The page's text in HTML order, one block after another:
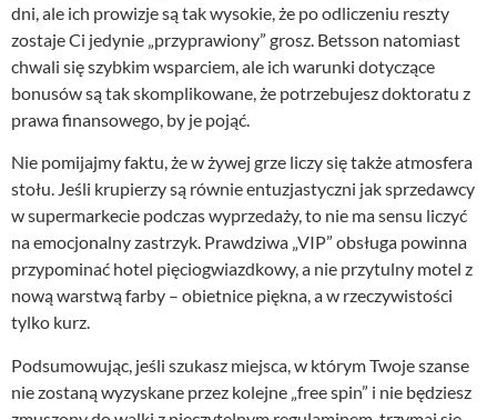
dni, ale ich prowizje są tak wysokie, że po odliczeniu reszty
zostaje Ci jedynie „przyprawiony” grosz. Betsson natomiast
chwali się szybkim wsparciem, ale ich warunki dotyczące
bonusów są tak skomplikowane, że potrzebujesz doktoratu z
prawa finansowego, by je pojąć.
Nie pomijajmy faktu, że w żywej grze liczy się także atmosfera
stołu. Jeśli krupierzy są równie entuzjastyczni jak sprzedawcy
w supermarkecie podczas wyprzedaży, to nie ma sensu liczyć
na emocjonalny zastrzyk. Prawdziwa „VIP” obsługa powinna
przypominać hotel pięciogwiazdkowy, a nie przytulny motel z
nową warstwą farby – obietnice piękna, a w rzeczywistości
tylko kurz.
Podsumowując, jeśli szukasz miejsca, w którym Twoje szanse
nie zostaną wyzyskane przez kolejne „free spin” i nie będziesz